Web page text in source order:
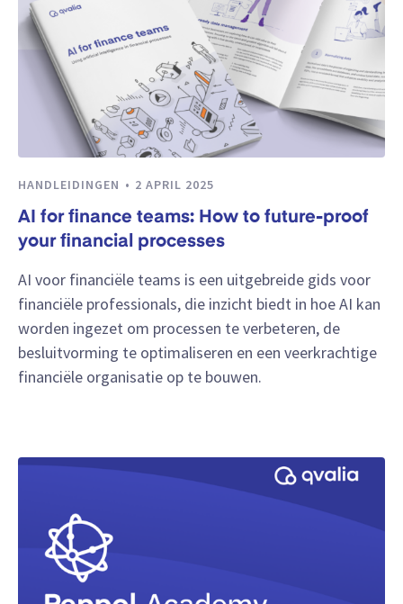
HANDLEIDINGEN 2 APRIL 2025
AI for finance teams: How to future-proof
your financial processes
AI voor financiële teams is een uitgebreide gids voor
financiële professionals, die inzicht biedt in hoe AI kan
worden ingezet om processen te verbeteren, de
besluitvorming te optimaliseren en een veerkrachtige
financiële organisatie op te bouwen.